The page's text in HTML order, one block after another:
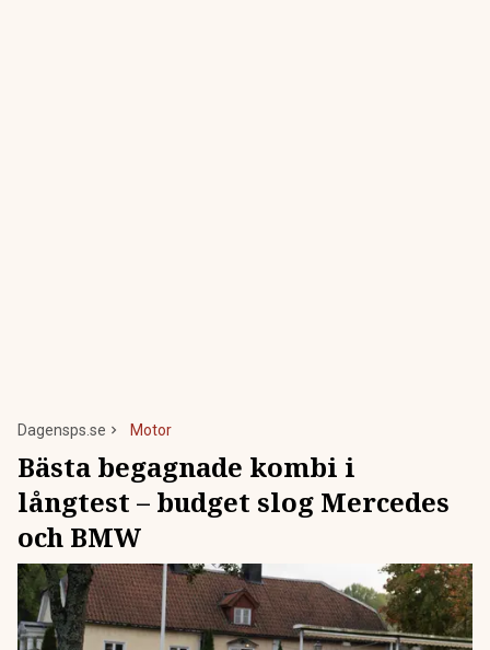
Dagensps.se Motor
Bästa begagnade kombi i
långtest – budget slog Mercedes
och BMW